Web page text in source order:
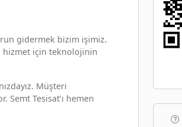
gidermek bizim işimiz.
hizmet için teknolojinin
Müşteri
Semt Tesisat’ı hemen